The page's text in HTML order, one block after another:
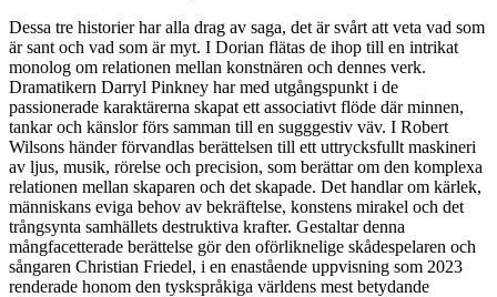
Dessa tre historier har alla drag av saga, det är svårt att veta vad som
är sant och vad som är myt. I Dorian flätas de ihop till en intrikat
monolog om relationen mellan konstnären och dennes verk.
Dramatikern Darryl Pinkney har med utgångspunkt i de
passionerade karaktärerna skapat ett associativt flöde där minnen,
tankar och känslor förs samman till en sugggestiv väv. I Robert
Wilsons händer förvandlas berättelsen till ett uttrycksfullt maskineri
av ljus, musik, rörelse och precision, som berättar om den komplexa
relationen mellan skaparen och det skapade. Det handlar om kärlek,
människans eviga behov av bekräftelse, konstens mirakel och det
trångsynta samhällets destruktiva krafter. Gestaltar denna
mångfacetterade berättelse gör den oförliknelige skådespelaren och
sångaren Christian Friedel, i en enastående uppvisning som 2023
renderade honom den tyskspråkiga världens mest betydande